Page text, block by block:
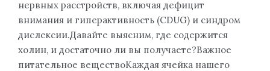
нервных расстройств, включая дефицит
внимания и гиперактивность (CDUG) и синдром
дислексии.Давайте выясним, где содержится
холин, и достаточно ли вы получаете?Важное
питательное веществоКаждая ячейка нашего